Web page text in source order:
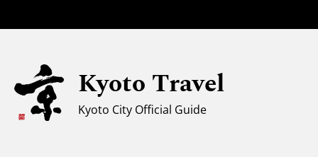
Tourisme universel
Climat et vêtements
Centre d'information touristique
Kyoto Travel
Kyoto City Official Guide